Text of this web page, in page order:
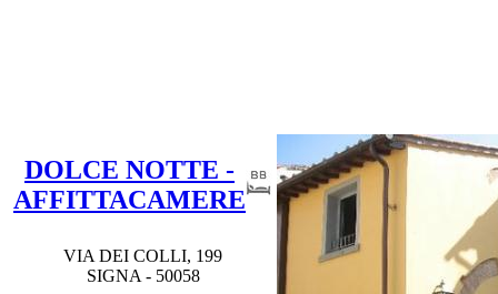
DOLCE NOTTE -
AFFITTACAMERE
VIA DEI COLLI, 199
SIGNA - 50058